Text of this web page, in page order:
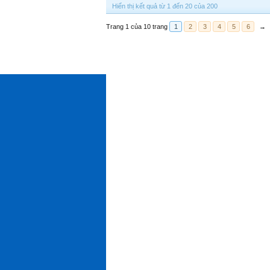
Hiển thị kết quả từ 1 đến 20 của 200
Trang 1 của 10 trang 1 2 3 4 5 6 →